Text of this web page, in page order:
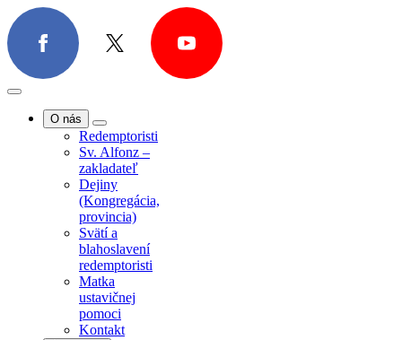
O nás
Redemptoristi
Sv. Alfonz –
zakladateľ
Dejiny
(Kongregácia,
provincia)
Svätí a
blahoslavení
redemptoristi
Matka
ustavičnej
pomoci
Kontakt